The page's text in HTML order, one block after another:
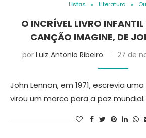
Listas Literatura
O INCRÍVEL LIVRO
CANÇÃO IMAGINE, DE
por Luiz Antonio Ribeiro 27 de
John Lennon, em 1971, escrevia
virou um marco para a paz